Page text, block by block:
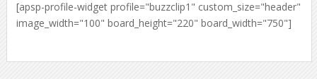
[apsp-profile-widget profile="buzzclip1" custom_size="header"
image_width="100" board_height="220" board_width="750"]